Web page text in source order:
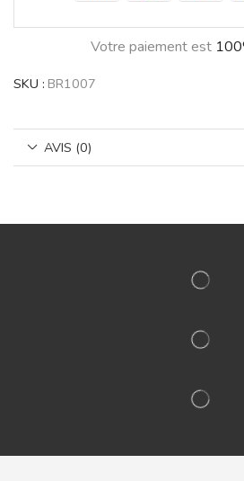
Votre paiement est
SKU : BR1007
AVIS (0)
Livraison Rapide
Carte cadeaux